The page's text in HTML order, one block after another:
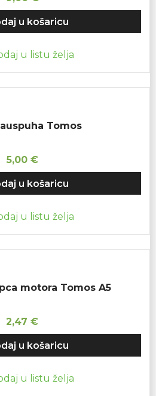
u košaricu
u listu želja
Tomos
5,00 €
u košaricu
u listu želja
motora Tomos A5
2,47 €
u košaricu
u listu želja